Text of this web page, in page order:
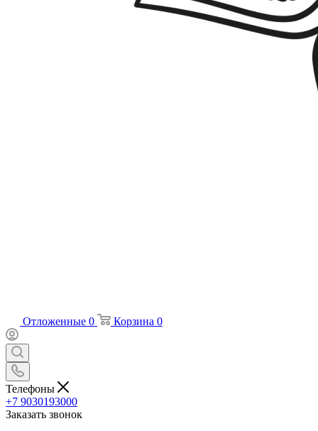
Отложенные 0 Корзина 0
Телефоны
+7 9030193000
Заказать звонок